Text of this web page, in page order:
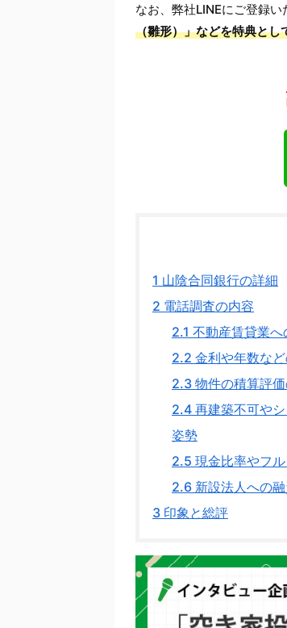
なお、弊社LINEにご登録い
（雛形）」などを特典とし
1 山陰合同銀行の詳細
2 電話調査の内容
2.1 不動産賃貸業
2.2 金利や年数な
2.3 物件の積算評
2.4 再建築不可や
姿勢
2.5 現金比率やフ
2.6 新設法人への
3 印象と総評